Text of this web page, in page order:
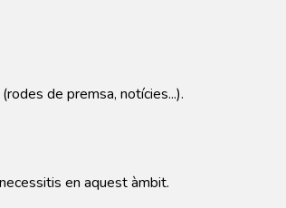
de premsa, notícies...).
en aquest àmbit.